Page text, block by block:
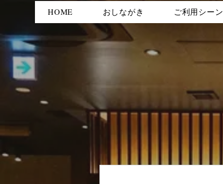
HOME おしながき ご利用シーン